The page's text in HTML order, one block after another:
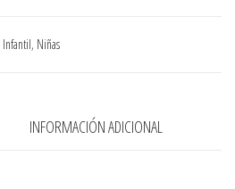
Infantil, Niñas
INFORMACIÓN ADICIONAL